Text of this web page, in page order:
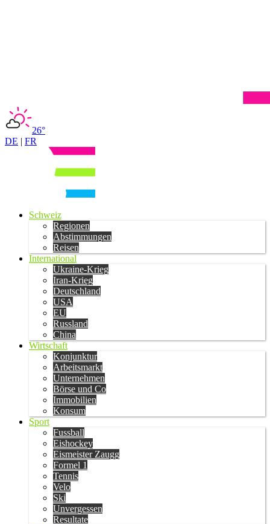
26°
DE | FR
Schweiz
Regionen
Abstimmungen
Reisen
International
Ukraine-Krieg
Iran-Krieg
Deutschland
USA
EU
Russland
China
Wirtschaft
Konjunktur
Arbeitsmarkt
Unternehmen
Börse und Co
Immobilien
Konsum
Sport
Fussball
Eishockey
Eismeister Zaugg
Formel 1
Tennis
Velo
Ski
Unvergessen
Resultate